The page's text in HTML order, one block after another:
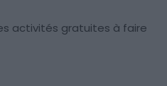
activités gratuites à faire